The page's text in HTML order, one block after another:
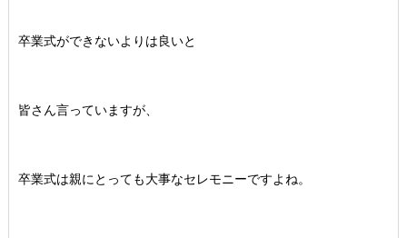
卒業式ができないよりは良いと
皆さん言っていますが、
卒業式は親にとっても大事なセレモニーですよね。